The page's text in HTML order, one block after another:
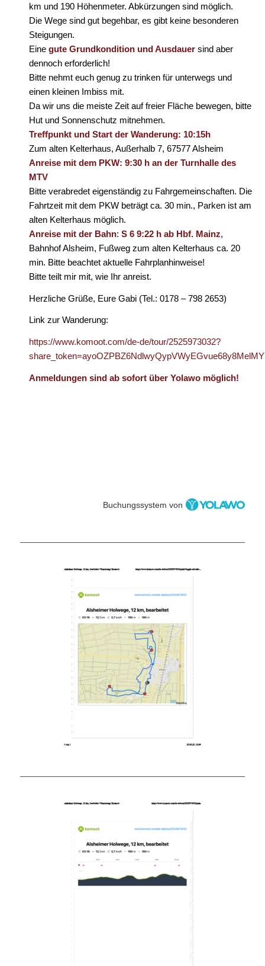
km und 190 Höhenmeter. Abkürzungen sind möglich.
Die Wege sind gut begehbar, es gibt keine besonderen
Steigungen.
Eine gute Grundkondition und Ausdauersind aber
dennoch erforderlich!
Bitte nehmt euch genug zu trinken für unterwegs und
einen kleinen Imbiss mit.
Da wir uns die meiste Zeit auf freier Fläche bewegen, bitte
Hut und Sonnenschutz mitnehmen.
Treffpunkt und Start der Wanderung: 10:15h
Zum alten Kelterhaus, Außerhalb 7, 67577 Alsheim
Anreise mit dem PKW: 9:30 h an der Turnhalle des
MTV
Bitte verabredet eigenständig zu Fahrgemeinschaften. Die
Fahrtzeit mit dem PKW beträgt ca. 30 min., Parken ist am
alten Kelterhaus möglich.
Anreise mit der Bahn: S 6 9:22 h ab Hbf. Mainz,
Bahnhof Alsheim, Fußweg zum alten Kelterhaus ca. 20
min. Bitte beachtet aktuelle Fahrplanhinweise!
Bitte teilt mir mit, wie Ihr anreist.
Herzliche Grüße, Eure Gabi (Tel.: 0178 – 798 2653)
Link zur Wanderung:
https://www.komoot.com/de-de/tour/2525973032?
Anmeldungen sind ab sofort über Yolawo möglich!
Buchungssystem von